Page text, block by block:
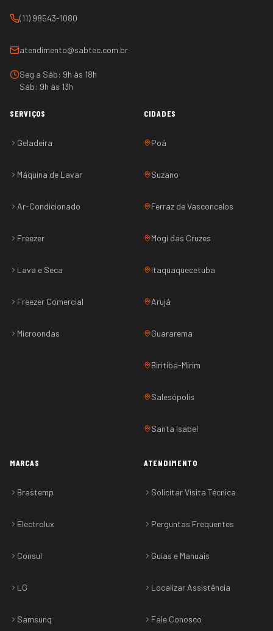
(11) 98543-1080
atendimento@sabtec.com.br
Seg a Sáb: 9h às 18h
Sáb: 9h às 13h
SERVIÇOS
Geladeira
Máquina de Lavar
Ar-Condicionado
Freezer
Lava e Seca
Freezer Comercial
Microondas
CIDADES
Poá
Suzano
Ferraz de Vasconcelos
Mogi das Cruzes
Itaquaquecetuba
Arujá
Guararema
Biritiba-Mirim
Salesópolis
Santa Isabel
MARCAS
Brastemp
Electrolux
Consul
LG
Samsung
ATENDIMENTO
Solicitar Visita Técnica
Perguntas Frequentes
Guias e Manuais
Localizar Assistência
Fale Conosco